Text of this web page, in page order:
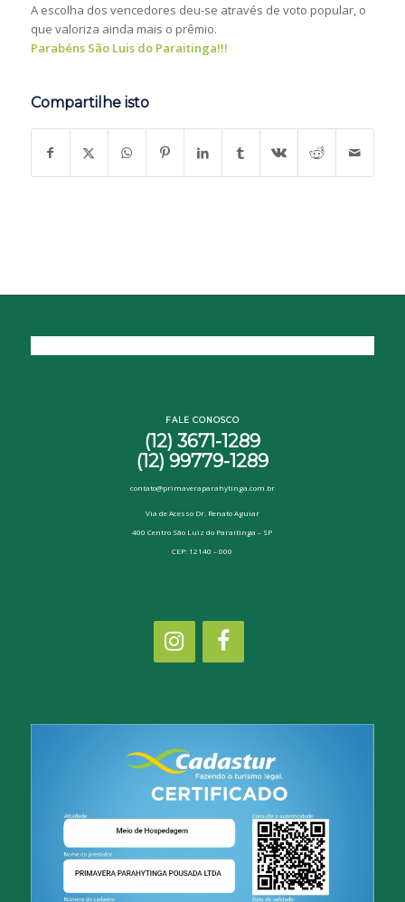
A escolha dos vencedores deu-se através de voto popular, o
que valoriza ainda mais o prêmio.
Parabéns São Luis do Paraitinga!!!
Compartilhe isto
FALE CONOSCO
(12) 3671-1289
(12) 99779-1289
contato@primaveraparahytinga.com.br
Via de Acesso Dr. Renato Aguiar
400 Centro São Luiz do Paraitinga – SP
CEP: 12140 – 000